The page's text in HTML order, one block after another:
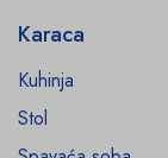
Karaca
Kuhinja
Stol